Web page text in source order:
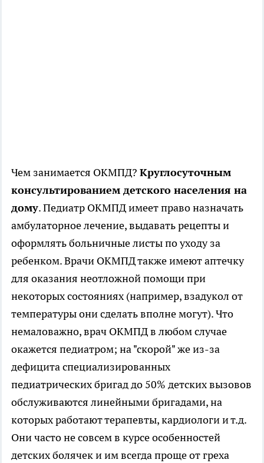
Чем занимается ОКМПД? Круглосуточным
консультированием детского населения на
дому. Педиатр ОКМПД имеет право назначать
амбулаторное лечение, выдавать рецепты и
оформлять больничные листы по уходу за
ребенком. Врачи ОКМПД также имеют аптечку
для оказания неотложной помощи при
некоторых состояниях (например, взадукол от
температуры они сделать вполне могут). Что
немаловажно, врач ОКМПД в любом случае
окажется педиатром; на "скорой" же из-за
дефицита специализированных
педиатрических бригад до 50% детских вызовов
обслуживаются линейными бригадами, на
которых работают терапевты, кардиологи и т.д.
Они часто не совсем в курсе особенностей
детских болячек и им всегда проще от греха